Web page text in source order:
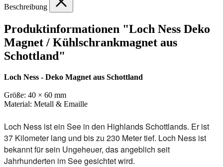
Beschreibung
Produktinformationen "Loch Ness Deko
Magnet / Kühlschrankmagnet aus
Schottland"
Loch Ness - Deko Magnet aus Schottland
Größe: 40 × 60 mm
Material: Metall & Emaille
Loch Ness ist ein See in den Highlands Schottlands. Er ist
37 Kilometer lang und bis zu 230 Meter tief. Loch Ness ist
bekannt für sein Ungeheuer, das angeblich seit
Jahrhunderten im See gesichtet wird.